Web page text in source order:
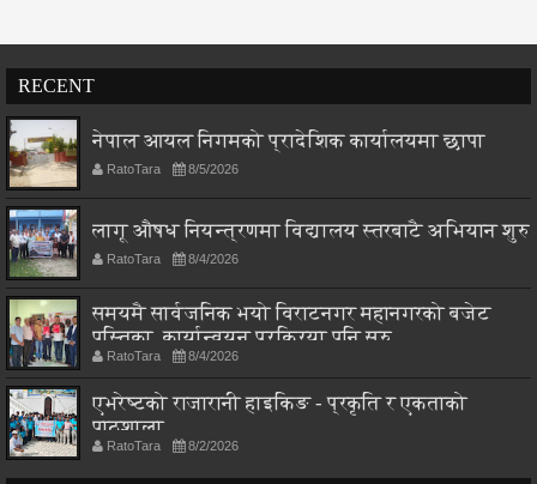
RECENT
नेपाल आयल निगमको प्रादेशिक कार्यालयमा छापा
RatoTara 8/5/2026
लागू औषध नियन्त्रणमा विद्यालय स्तरबाटै अभियान शुरु
RatoTara 8/4/2026
समयमै सार्वजनिक भयो विराटनगर महानगरको बजेट
पुस्तिका, कार्यान्वयन प्रक्रिया पनि सुरु
RatoTara 8/4/2026
एभरेष्टको राजारानी हाइकिङ - प्रकृति र एकताको
पाठशाला
RatoTara 8/2/2026